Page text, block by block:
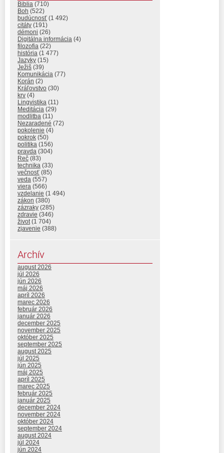
Biblia (710)
Boh (522)
budúcnosť (1 492)
citáty (191)
démoni (26)
Digitálna informácia (4)
filozofia (22)
história (1 477)
Jazyky (15)
Ježiš (39)
Komunikácia (77)
Korán (2)
Kráľovstvo (30)
krv (4)
Lingvistika (11)
Meditácia (29)
modlitba (11)
Nezaradené (72)
pokolenie (4)
pokrok (50)
politika (156)
pravda (304)
Reč (83)
technika (33)
večnosť (85)
veda (557)
viera (566)
vzdelanie (1 494)
zákon (380)
zázraky (285)
zdravie (346)
život(1 704)
zjavenie (388)
Archív
august 2026
júl 2026
jún 2026
máj 2026
apríl 2026
marec 2026
február 2026
január 2026
december 2025
november 2025
október 2025
september 2025
august 2025
júl 2025
jún 2025
máj 2025
apríl 2025
marec 2025
február 2025
január 2025
december 2024
november 2024
október 2024
september 2024
august 2024
júl 2024
jún 2024